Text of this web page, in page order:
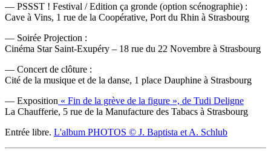
— PSSST ! Festival / Edition ça gronde (option scénographie) :
Cave à Vins, 1 rue de la Coopérative, Port du Rhin à Strasbourg
— Soirée Projection :
Cinéma Star Saint-Exupéry – 18 rue du 22 Novembre à Strasbourg
— Concert de clôture :
Cité de la musique et de la danse, 1 place Dauphine à Strasbourg
— Exposition « Fin de la grève de la figure », de Tudi Deligne
La Chaufferie, 5 rue de la Manufacture des Tabacs à Strasbourg
Entrée libre. L'album PHOTOS © J. Baptista et A. Schlub